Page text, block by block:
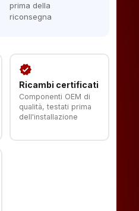
prima della
riconsegna
verified
Ricambi certificati
Componenti OEM di
qualità, testati prima
dell'installazione